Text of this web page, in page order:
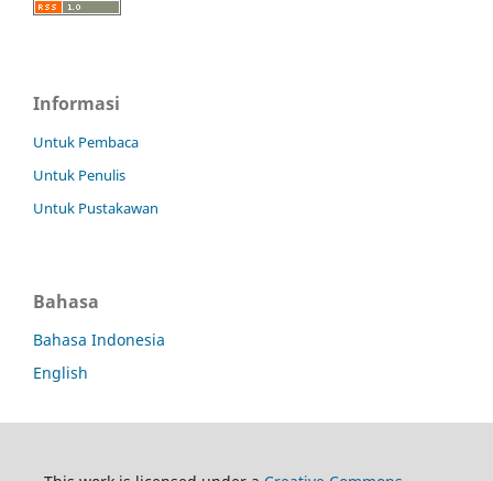
Informasi
Untuk Pembaca
Untuk Penulis
Untuk Pustakawan
Bahasa
Bahasa Indonesia
English